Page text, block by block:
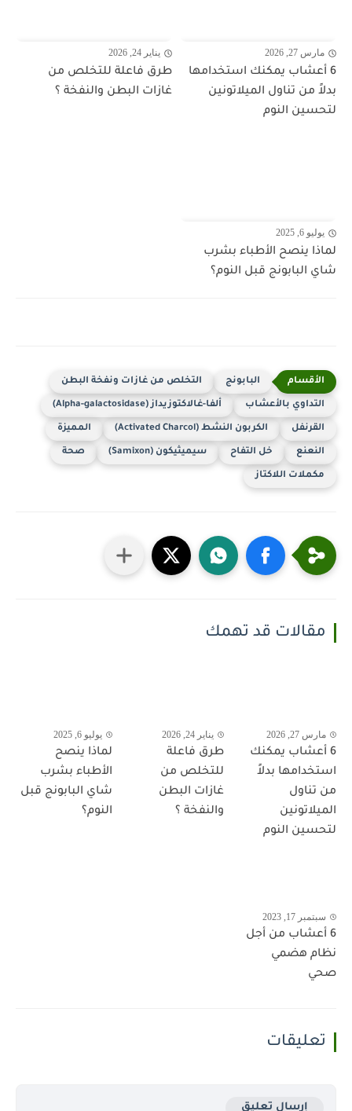
مارس 27, 2026
6 أعشاب يمكنك استخدامها
بدلاً من تناول الميلاتونين
لتحسين النوم
يناير 24, 2026
طرق فاعلة للتخلص من
غازات البطن والنفخة ؟
يوليو 6, 2025
لماذا ينصح الأطباء بشرب
شاي البابونج قبل النوم؟
البابونج التخلص من غازات ونفخة البطن
التداوي بالأعشاب ألفا-غالاكتوزيداز (Alpha-galactosidase)
القرنفل الكربون النشط (Activated Charcol) المميزة
النعنع خل التفاح سيميثيكون (Samixon) صحة
مكملات اللاكتاز
مقالات قد تهمك
مارس 27, 2026
6 أعشاب يمكنك
استخدامها بدلاً
من تناول
الميلاتونين
لتحسين النوم
يناير 24, 2026
طرق فاعلة
للتخلص من
غازات البطن
والنفخة ؟
يوليو 6, 2025
لماذا ينصح
الأطباء بشرب
شاي البابونج قبل
النوم؟
سبتمبر 17, 2023
6 أعشاب من أجل
نظام هضمي
صحي
تعليقات
إرسال تعليق